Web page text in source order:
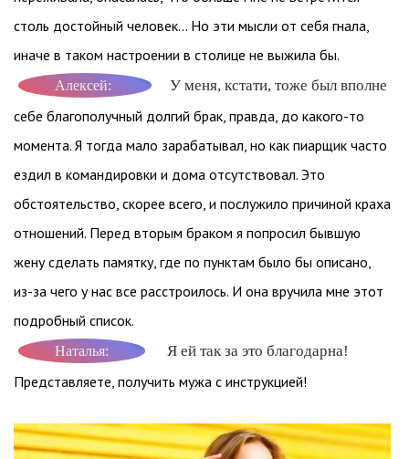
столь достойный человек… Но эти мысли от себя гнала,
иначе в таком настроении в столице не выжила бы.
Алексей: У меня, кстати, тоже был вполне
себе благополучный долгий брак, правда, до какого-то
момента. Я тогда мало зарабатывал, но как пиарщик часто
ездил в командировки и дома отсутствовал. Это
обстоятельство, скорее всего, и послужило причиной краха
отношений. Перед вторым браком я попросил бывшую
жену сделать памятку, где по пунктам было бы описано,
из-за чего у нас все расстроилось. И она вручила мне этот
подробный список.
Наталья: Я ей так за это благодарна!
Представляете, получить мужа с инструкцией!